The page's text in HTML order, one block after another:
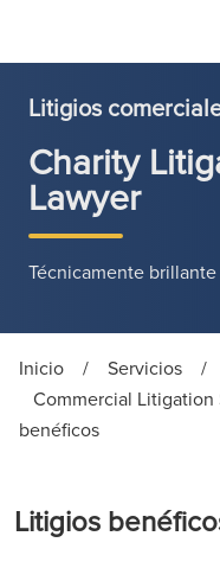
Litigios
Charity
Lawyer
Técnicamente brillante
Inicio / Servicios /
Commercial Litigation
benéficos
Litigios